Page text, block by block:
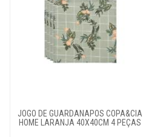
JOGO DE GUARDANAPOS COPA&CIA
HOME LARANJA 40X40CM 4 PEÇAS